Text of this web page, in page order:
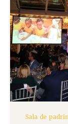
Sala de